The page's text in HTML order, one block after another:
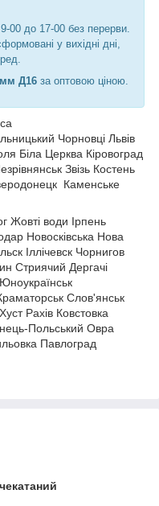
00 до 17-00 без перерви.
у вихідні дні,
мм Д16 за оптовою ціною.
Чорновці Львів
Біла Церква Кіровоград
Звізь Костень
Каменське
Жовті води Ірпень
Новосківська Нова
Іллічевск Чорнигов
Стриячий Дергачі
Слов'янськ
Рахів Ковстовка
Польський Овра
Павлоград